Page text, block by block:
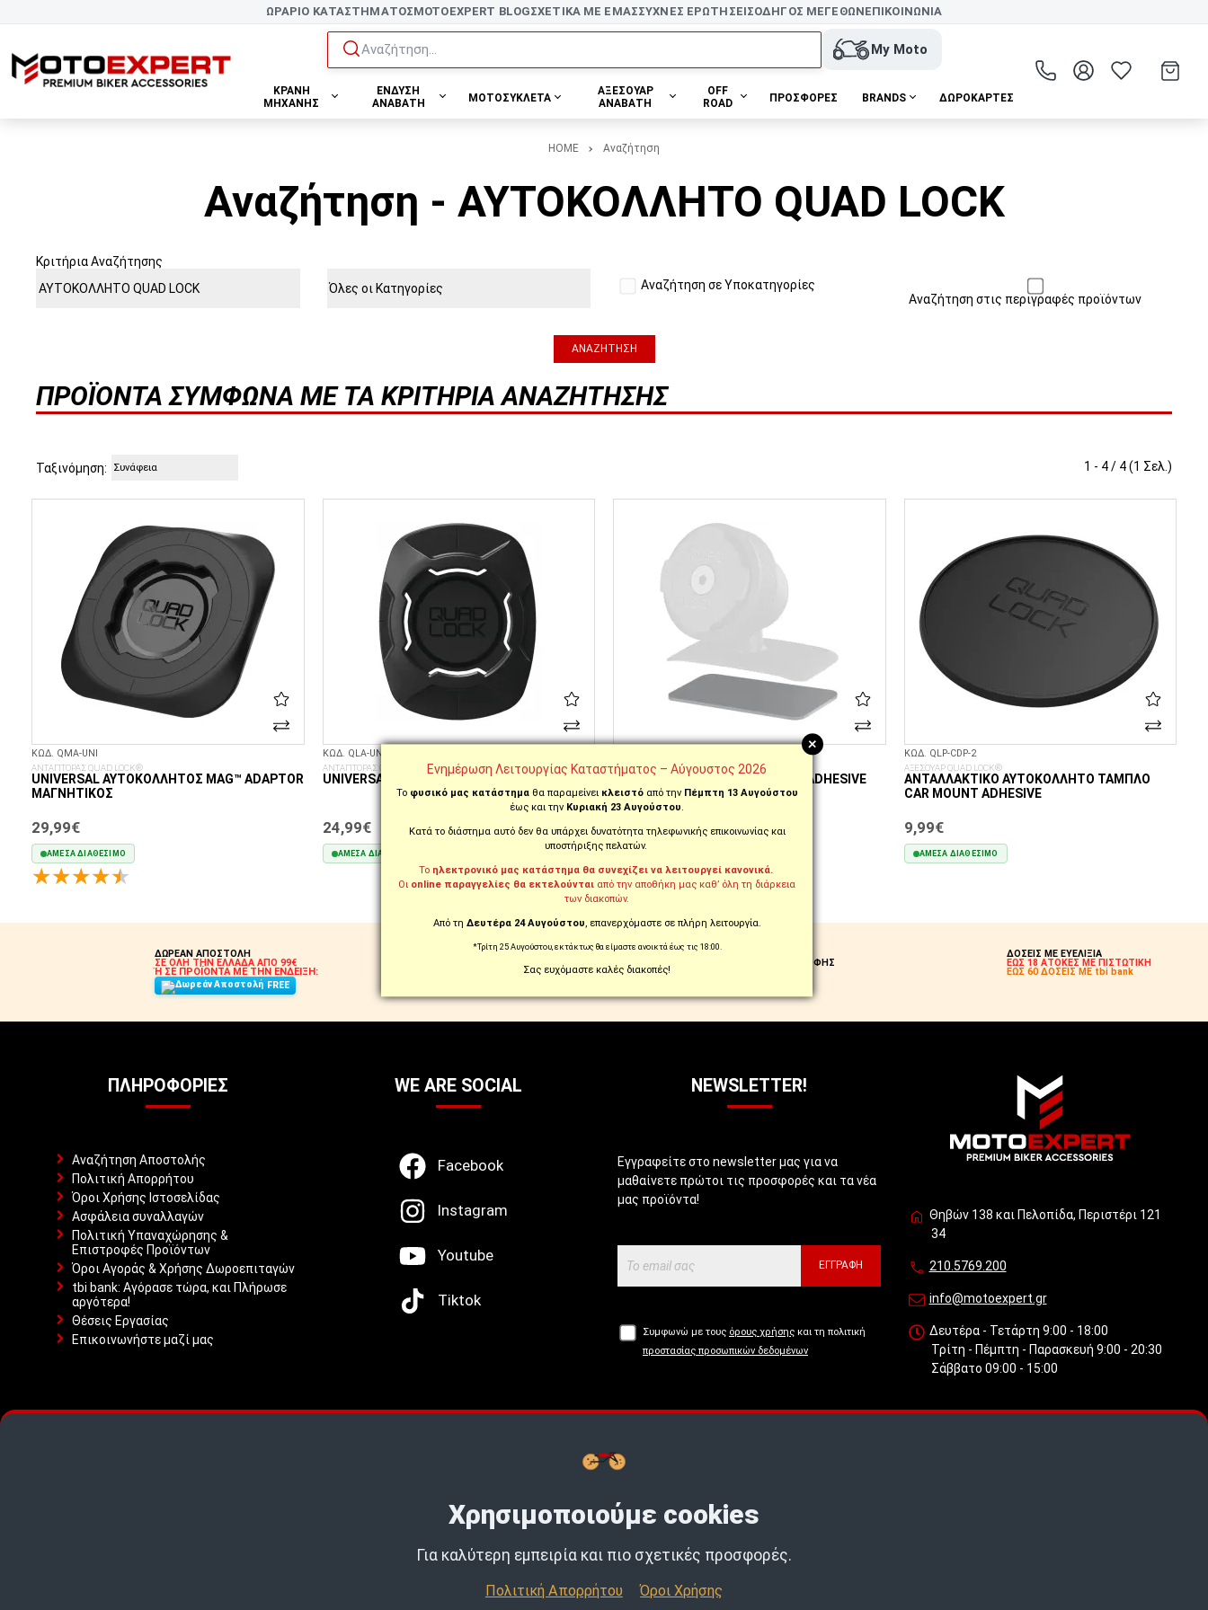
ΩΡΑΡΙΟ ΚΑΤΑΣΤΗΜΑΤΟΣMOTOEXPERT BLOGΣΧΕΤΙΚΑ ΜΕ ΕΜΑΣΣΥΧΝΕΣ ΕΡΩΤΗΣΕΙΣΟΔΗΓΟΣ ΜΕΓΕΘΩΝΕΠΙΚΟΙΝΩΝΙΑ
Αναζήτηση... My Moto
ΚΡΑΝΗ
ΜΗΧΑΝΗΣ
ΕΝΔΥΣΗ
ΑΝΑΒΑΤΗ
ΜΟΤΟΣΥΚΛΕΤΑ
ΑΞΕΣΟΥΑΡ
ΑΝΑΒΑΤΗ
OFF
ROAD
ΠΡΟΣΦΟΡΕΣ BRANDS ΔΩΡΟΚΆΡΤΕΣ
HOME Αναζήτηση
Αναζήτηση - ΑΥΤΟΚΟΛΛΗΤΟ QUAD LOCK
Κριτήρια Αναζήτησης
Αναζήτηση σε Υποκατηγορίες
Αναζήτηση στις περιγραφές προϊόντων
ΠΡΟΪΌΝΤΑ ΣΎΜΦΩΝΑ ΜΕ ΤΑ ΚΡΙΤΉΡΙΑ ΑΝΑΖΉΤΗΣΗΣ
Ταξινόμηση: 1 - 4 / 4 (1 Σελ.)
ΚΩΔ. QMA-UNI
ΑΝΤΑΠΤΟΡΑΣ QUAD LOCK®
UNIVERSAL ΑΥΤΟΚΌΛΛΗΤΟΣ MAG™ ADAPTOR
ΜΑΓΝΗΤΙΚΌΣ
29,99€
ΆΜΕΣΑ ΔΙΑΘΈΣΙΜΟ
ΚΩΔ. QLA-UNI-3
ΑΝΤΑΠΤΟΡΑΣ QUAD LOCK®
UNIVERSAL ΑΥΤΟΚΌΛΛΗΤΟ ADAPTOR V3
24,99€
ΆΜΕΣΑ ΔΙΑΘΈΣΙΜΟ
ΣΤΟ ΚΑΛΆΘΙ
ΑΞΕΣΟΥΑΡ QUAD LOCK®
ΑΝΤΑΛΛΑΚΤΙΚΌ ΑΥΤΟΚΌΛΛΗΤΟ ADHESIVE
DASH/CONSOLE CAR MOUNT
9,99€
ΣΤΟ ΚΑΛΆΘΙ
ΚΩΔ. QLP-CDP-2
ΑΞΕΣΟΥΑΡ QUAD LOCK®
ΑΝΤΑΛΛΑΚΤΙΚΌ ΑΥΤΟΚΌΛΛΗΤΟ ΤΑΜΠΛΌ
CAR MOUNT ADHESIVE
9,99€
ΆΜΕΣΑ ΔΙΑΘΈΣΙΜΟ
ΔΩΡΕΑΝ ΑΠΟΣΤΟΛΗ
ΣΕ ΟΛΗ ΤΗΝ ΕΛΛΑΔΑ ΑΠΟ 99€
Ή ΣΕ ΠΡΟΪΟΝΤΑ ΜΕ ΤΗΝ ΕΝΔΕΙΞΗ:
FREE
ΠΑΡΑΓΓΕΙΛΤΕ ΚΑΙ
ΔΙΚΑΙΩΜΑ ΕΠΙΣΤΡΟΦΗΣ
ΔΟΣΕΙΣ ΜΕ ΕΥΕΛΙΞΙΑ
ΕΩΣ 18 ΑΤΟΚΕΣ ΜΕ ΠΙΣΤΩΤΙΚΗ
ΕΩΣ 60 ΔΟΣΕΙΣ ΜΕ tbi bank
ΠΛΗΡΟΦΟΡΊΕΣ
Αναζήτηση Αποστολής
Πολιτική Απορρήτου
Όροι Χρήσης Ιστοσελίδας
Ασφάλεια συναλλαγών
Πολιτική Υπαναχώρησης &
Επιστροφές Προϊόντων
Όροι Αγοράς & Χρήσης Δωροεπιταγών
tbi bank: Αγόρασε τώρα, και Πλήρωσε
αργότερα!
Θέσεις Εργασίας
Επικοινωνήστε μαζί μας
WE ARE SOCIAL
Facebook
Instagram
Youtube
Tiktok
NEWSLETTER!
Εγγραφείτε στο newsletter μας για να
μαθαίνετε πρώτοι τις προσφορές και τα νέα
μας προϊόντα!
ΕΓΓΡΑΦΉ
Συμφωνώ με τους όρους χρήσης και τη πολιτική
προστασίας προσωπικών δεδομένων
Θηβών 138 και Πελοπίδα, Περιστέρι 121
34
210.5769.200
info@motoexpert.gr
Δευτέρα - Τετάρτη 9:00 - 18:00
Τρίτη - Πέμπτη - Παρασκευή 9:00 - 20:30
Σάββατο 09:00 - 15:00
Buy now, Pay later με
+
Ενημέρωση Λειτουργίας Καταστήματος – Αύγουστος 2026
Το φυσικό μας κατάστημαθα παραμείνει κλειστό από τηνΠέμπτη 13 Αυγούστου
έως και την Κυριακή 23 Αυγούστου.
Κατά το διάστημα αυτό δεν θα υπάρχει δυνατότητα τηλεφωνικής επικοινωνίας και
υποστήριξης πελατών.
Το ηλεκτρονικό μας κατάστημα θα συνεχίζει να λειτουργεί κανονικά.
Οι online παραγγελίες θα εκτελούνται από την αποθήκη μας καθ’ όλη τη διάρκεια
των διακοπών.
Από τη Δευτέρα 24 Αυγούστου, επανερχόμαστε σε πλήρη λειτουργία.
*Τρίτη 25 Αυγούστου, εκτάκτως θα είμαστε ανοικτά έως τις 18:00.
Σας ευχόμαστε καλές διακοπές!
Χρησιμοποιούμε cookies
Για καλύτερη εμπειρία και πιο σχετικές προσφορές.
Πολιτική Απορρήτου Όροι Χρήσης